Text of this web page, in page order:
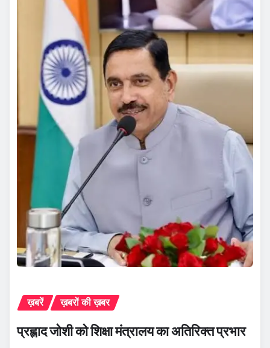
ख़बरें ख़बरों की ख़बर
प्रह्लाद जोशी को शिक्षा मंत्रालय का अतिरिक्त प्रभार